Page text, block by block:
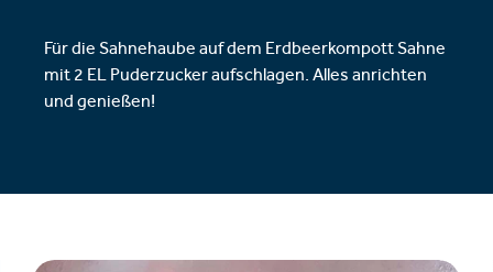
Für die Sahnehaube auf dem Erdbeerkompott Sahne
mit 2 EL Puderzucker aufschlagen. Alles anrichten
und genießen!